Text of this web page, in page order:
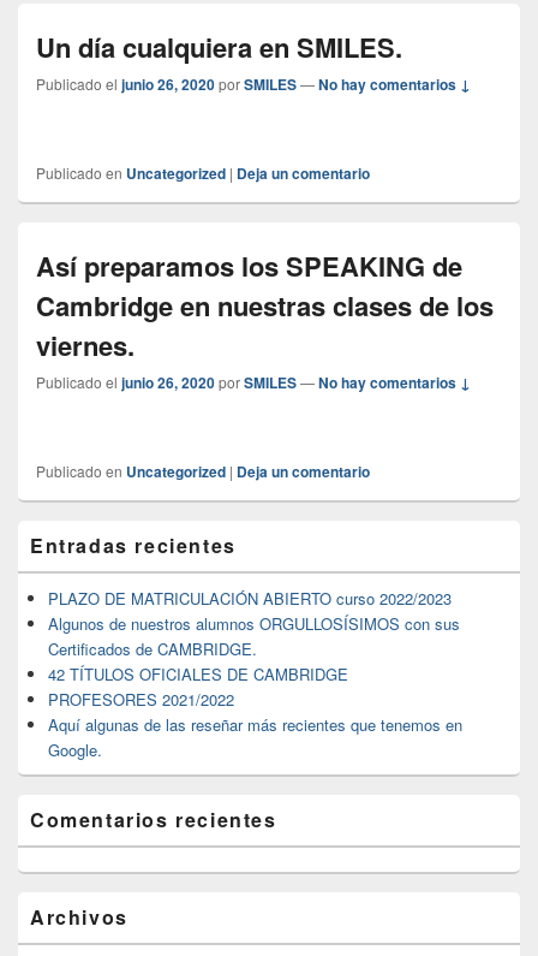
Un día cualquiera en SMILES.
Publicado el junio 26, 2020porSMILES—No hay comentarios ↓
Publicado en Uncategorized | Deja un comentario
Así preparamos los SPEAKING de
Cambridge en nuestras clases de los
viernes.
Publicado el junio 26, 2020porSMILES—No hay comentarios ↓
Publicado en Uncategorized | Deja un comentario
área
de
widget
barra
lateral
primaria
Entradas recientes
PLAZO DE MATRICULACIÓN ABIERTO curso 2022/2023
Algunos de nuestros alumnos ORGULLOSÍSIMOS con sus
Certificados de CAMBRIDGE.
42 TÍTULOS OFICIALES DE CAMBRIDGE
PROFESORES 2021/2022
Aquí algunas de las reseñar más recientes que tenemos en
Google.
Comentarios recientes
Archivos